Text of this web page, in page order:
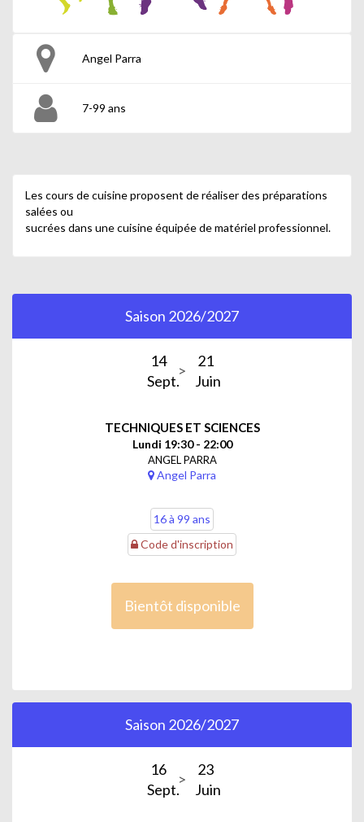
Angel Parra
7-99 ans
Les cours de cuisine proposent de réaliser des préparations
salées ou
sucrées dans une cuisine équipée de matériel professionnel.
Saison 2026/2027
14
Sept.
21
Juin
TECHNIQUES ET SCIENCES
Lundi 19:30 - 22:00
ANGEL PARRA
Angel Parra
16 à 99 ans
Code d'inscription
Bientôt disponible
Saison 2026/2027
16
Sept.
23
Juin